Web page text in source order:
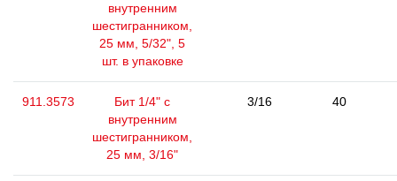
внутренним
шестигранником,
25 мм, 5/32", 5
шт. в упаковке
911.3573
Бит 1/4" с
внутренним
шестигранником,
25 мм, 3/16"
3/16 40